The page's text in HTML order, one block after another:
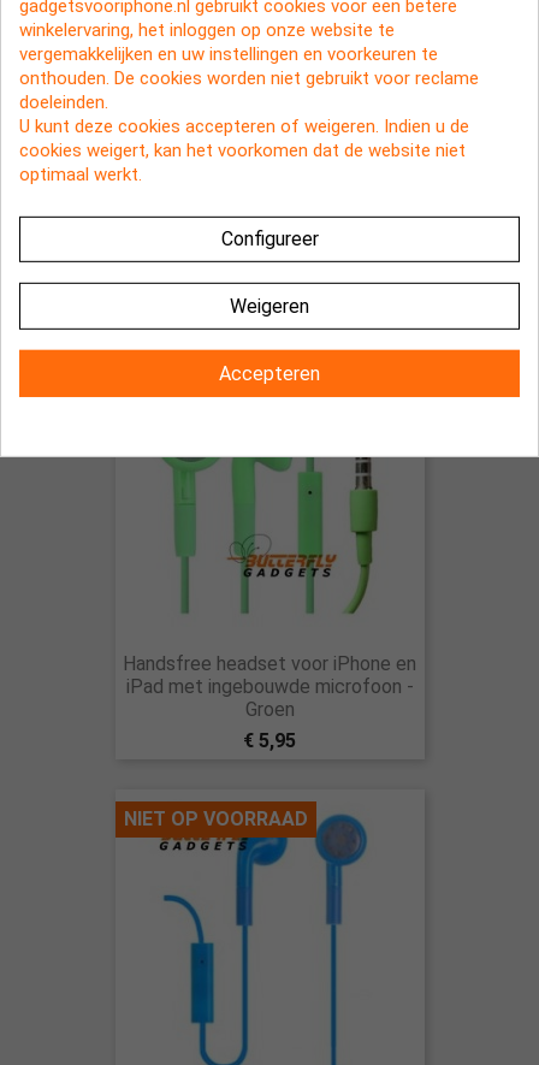
Handsfree headset voor iPhone en
iPad met ingebouwde microfoon -
Roze
€ 5,95
Handsfree headset voor iPhone en
iPad met ingebouwde microfoon -
Groen
€ 5,95
NIET OP VOORRAAD
NIET OP VOORRAAD
gadgetsvooriphone.nl gebruikt cookies voor een betere
winkelervaring, het inloggen op onze website te
vergemakkelijken en uw instellingen en voorkeuren te
onthouden. De cookies worden niet gebruikt voor reclame
doeleinden.
U kunt deze cookies accepteren of weigeren. Indien u de
cookies weigert, kan het voorkomen dat de website niet
optimaal werkt.
Configureer
Weigeren
Accepteren